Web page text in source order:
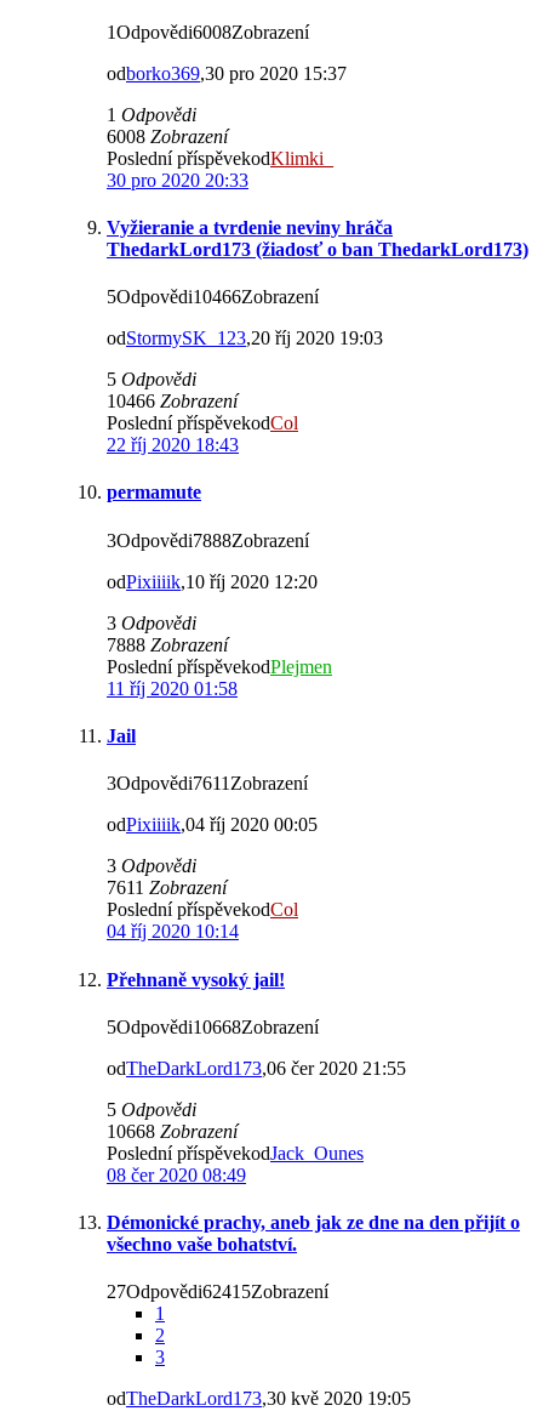
1Odpovědi6008Zobrazení
odborko369,30 pro 2020 15:37
1 Odpovědi
6008 Zobrazení
Poslední příspěvekodKlimki_
30 pro 2020 20:33
Vyžieranie a tvrdenie neviny hráča
ThedarkLord173 (žiadosť o ban ThedarkLord173)
5Odpovědi10466Zobrazení
odStormySK_123,20 říj 2020 19:03
5 Odpovědi
10466 Zobrazení
Poslední příspěvekodCol
22 říj 2020 18:43
permamute
3Odpovědi7888Zobrazení
odPixiiiik,10 říj 2020 12:20
3 Odpovědi
7888 Zobrazení
Poslední příspěvekodPlejmen
11 říj 2020 01:58
Jail
3Odpovědi7611Zobrazení
odPixiiiik,04 říj 2020 00:05
3 Odpovědi
7611 Zobrazení
Poslední příspěvekodCol
04 říj 2020 10:14
Přehnaně vysoký jail!
5Odpovědi10668Zobrazení
odTheDarkLord173,06 čer 2020 21:55
5 Odpovědi
10668 Zobrazení
Poslední příspěvekodJack_Ounes
08 čer 2020 08:49
Démonické prachy, aneb jak ze dne na den přijít o
všechno vaše bohatství.
27Odpovědi62415Zobrazení
1
2
3
odTheDarkLord173,30 kvě 2020 19:05